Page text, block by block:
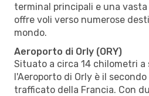
terminal principali e una
offre voli verso numerose
mondo.
Aeroporto di Orly (ORY)
Situato a circa 14 chilometri a
l'Aeroporto di Orly è il
trafficato della Francia. Con